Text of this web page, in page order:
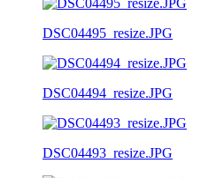
DSC04495_resize.JPG
DSC04494_resize.JPG
DSC04493_resize.JPG